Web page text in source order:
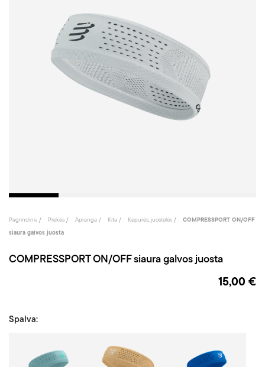
Pagrindinis Prekės Apranga Kita Kepurės, juostelės
COMPRESSPORT ON/OFF
siaura galvos juosta
COMPRESSPORT ON/OFF siaura galvos juosta
15,00 €
Spalva: